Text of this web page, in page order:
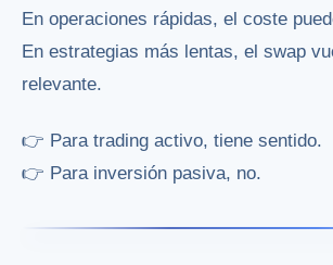
En operaciones rápidas, el coste
En estrategias más lentas, el swap
relevante.
👉 Para trading activo, tiene sentido.
👉 Para inversión pasiva, no.